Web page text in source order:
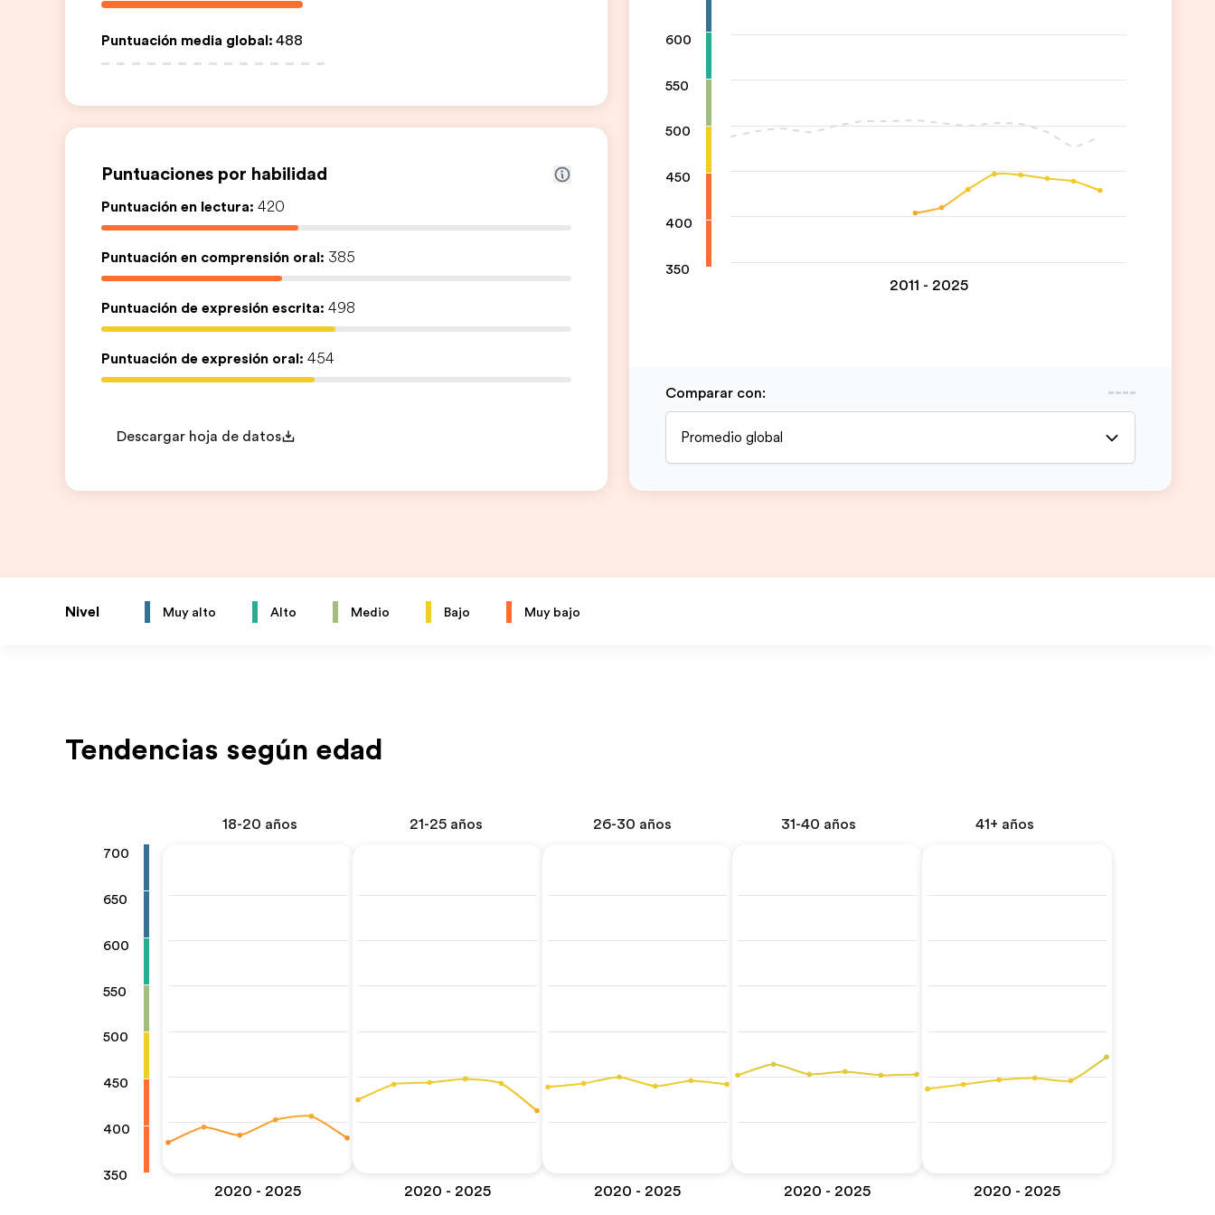
Puntuación media global: 488
Puntuaciones por habilidad
Puntuación en lectura: 420
Puntuación en comprensión oral: 385
Puntuación de expresión escrita: 498
Puntuación de expresión oral: 454
Descargar hoja de datos
600
550
500
450
400
350
2011 - 2025
Comparar con:
Promedio global
Nivel Muy alto Alto Medio Bajo Muy bajo
Tendencias según edad
18-20 años 21-25 años 26-30 años 31-40 años 41+ años
700
650
600
550
500
450
400
350
2020 - 2025 2020 - 2025 2020 - 2025 2020 - 2025 2020 - 2025